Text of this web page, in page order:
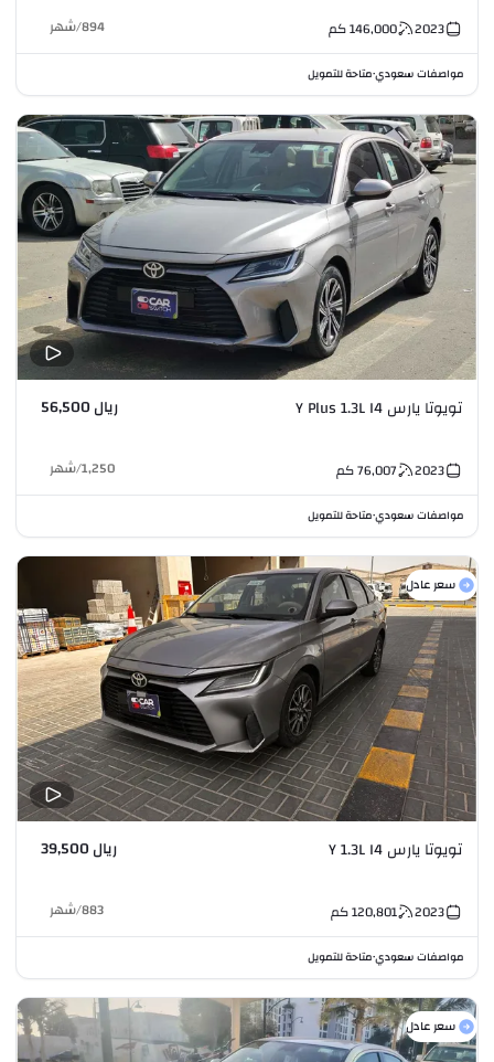
2023
146,000كم 894
/شهر
مواصفات سعودي•متاحة للتمويل
تويوتا يارس Y Plus 1.3L I4 ريال 56,500
2023
76,007كم 1,250
/شهر
مواصفات سعودي•متاحة للتمويل
سعر عادل
تويوتا يارس Y 1.3L I4 ريال 39,500
2023
120,801كم 883
/شهر
مواصفات سعودي•متاحة للتمويل
سعر عادل